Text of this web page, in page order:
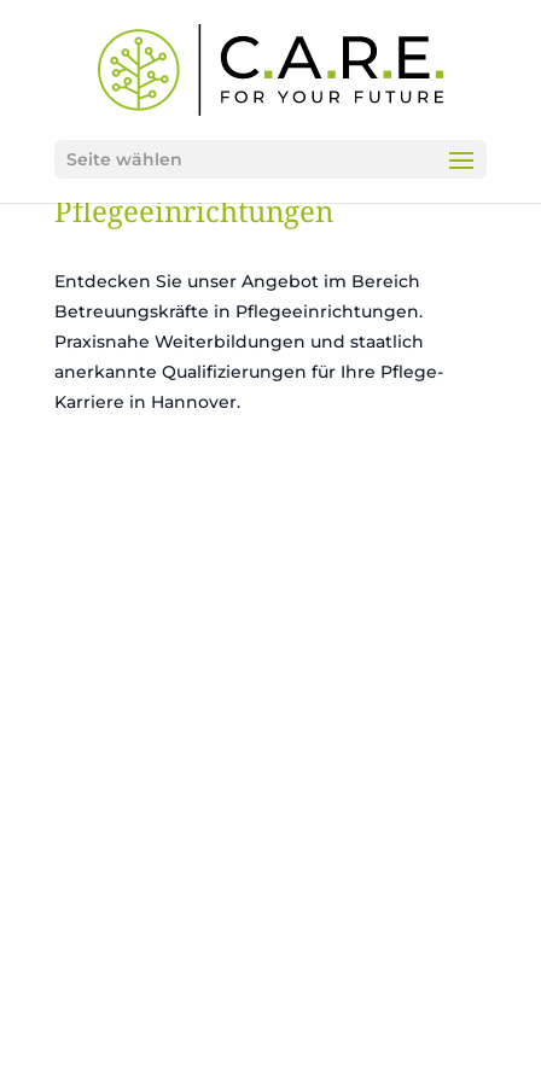
Seite wählen
Betreuungskräfte in
Pflegeeinrichtungen
Entdecken Sie unser Angebot im Bereich
Betreuungskräfte in Pflegeeinrichtungen.
Praxisnahe Weiterbildungen und staatlich
anerkannte Qualifizierungen für Ihre Pflege-
Karriere in Hannover.